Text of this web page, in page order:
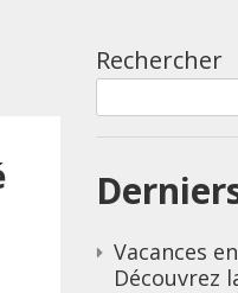
Rechercher
Vacances
Découvrez